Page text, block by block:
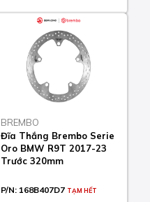
BREMBO
Đĩa Thắng Brembo Serie
Oro BMW R9T 2017-23
Trước 320mm
P/N: 168B407D7 TẠM HẾT